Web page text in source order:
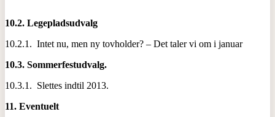
10.2. Legepladsudvalg
10.2.1. Intet nu, men ny tovholder? – Det taler vi om i januar
10.3. Sommerfestudvalg.
10.3.1. Slettes indtil 2013.
11. Eventuelt